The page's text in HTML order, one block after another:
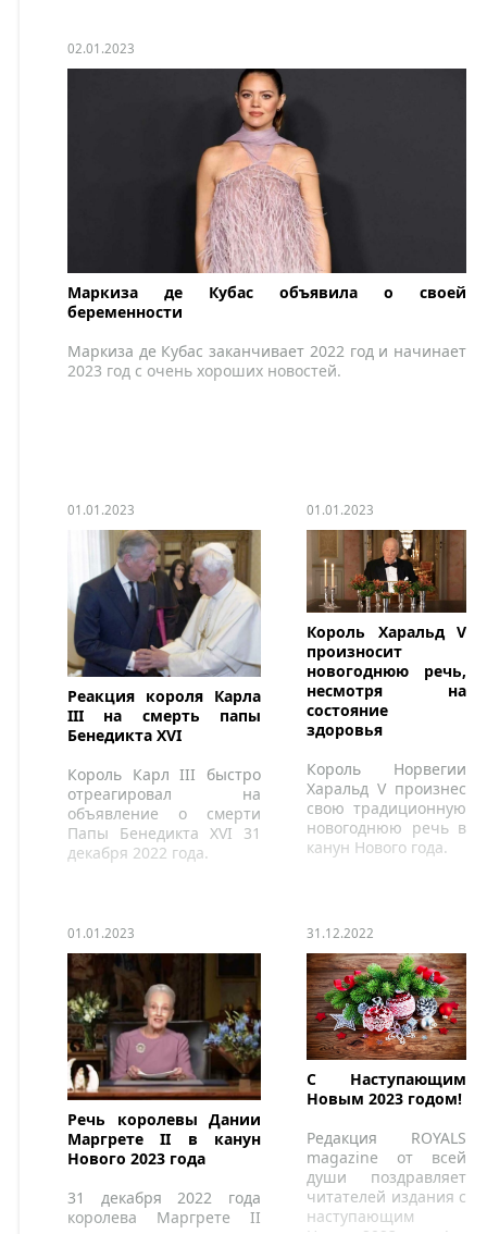
02.01.2023
Маркиза де Кубас объявила о своей
беременности
Маркиза де Кубас заканчивает 2022 год и начинает
2023 год с очень хороших новостей.
01.01.2023
Реакция короля Карла
III на смерть папы
Бенедикта XVI
Король Карл III быстро
отреагировал на
объявление о смерти
Папы Бенедикта XVI 31
декабря 2022 года.
01.01.2023
Король Харальд V
произносит
новогоднюю речь,
несмотря на
состояние
здоровья
Король Норвегии
Харальд V произнес
свою традиционную
новогоднюю речь в
канун Нового года.
01.01.2023
Речь королевы Дании
Маргрете II в канун
Нового 2023 года
31 декабря 2022 года
королева Маргрете II
31.12.2022
С Наступающим
Новым 2023 годом!
Редакция ROYALS
magazine от всей
души поздравляет
читателей издания с
наступающим